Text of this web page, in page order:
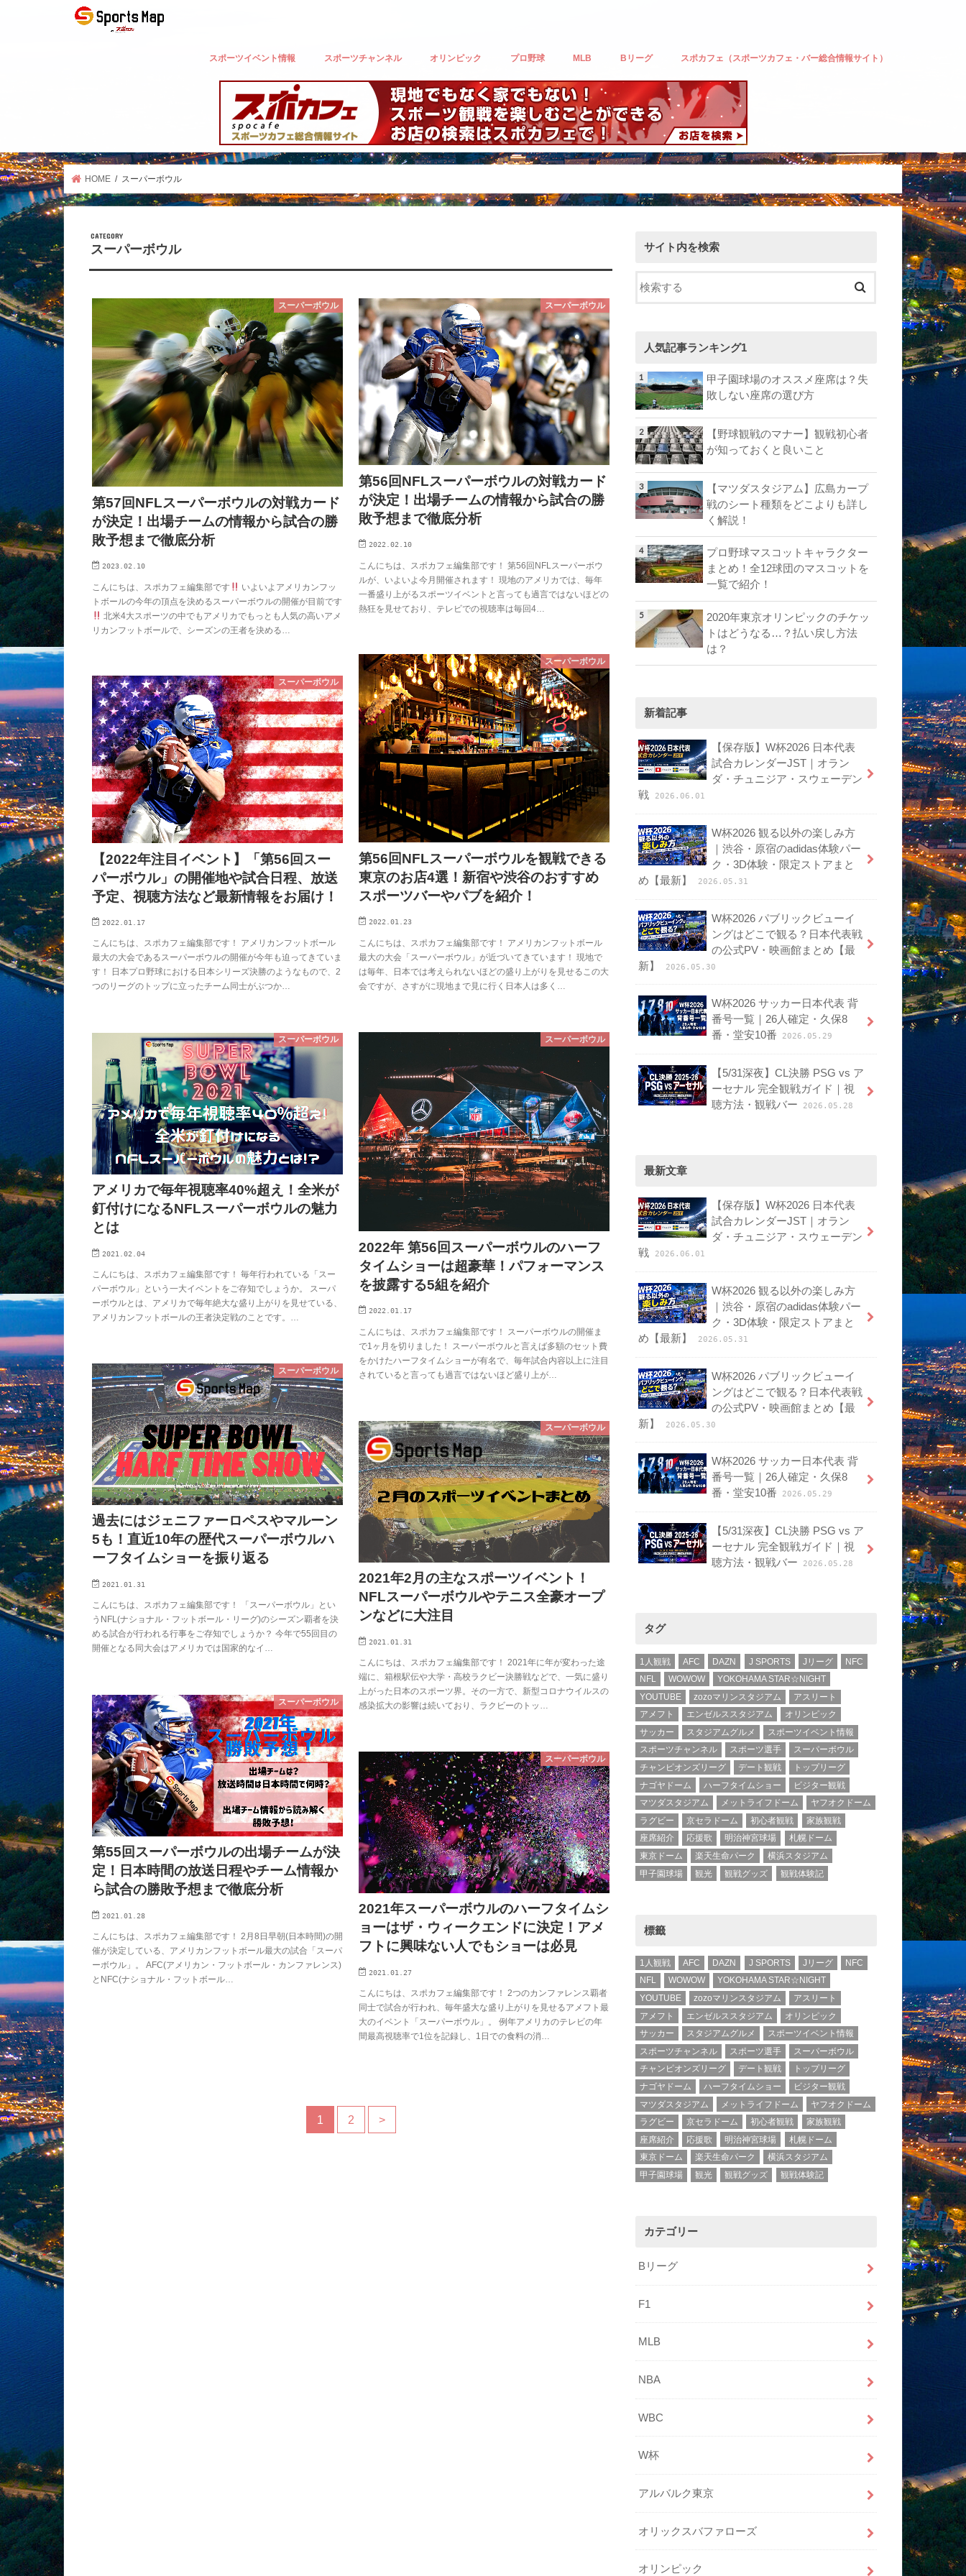
スポーツイベント情報 スポーツチャンネル オリンピック プロ野球
オリックスバファローズ
中日ドラゴンズ
北海道日本ハムファイターズ
千葉ロッテマリーンズ
埼玉西武ライオンズ
広島東洋カープ
東京ヤクルトスワローズ
東北楽天ゴールデンイーグルス
横浜DeNAベイスターズ
福岡ソフトバンクホークス
読売ジャイアンツ
阪神タイガース
MLB Bリーグ
アルバルク東京
千葉ジェッツ
スポカフェ（スポーツカフェ・バー総合情報サイト）
HOME スーパーボウル
スーパーボウル
スーパーボウル
第57回NFLスーパーボウルの対戦カード
が決定！出場チームの情報から試合の勝
敗予想まで徹底分析
2023.02.10
こんにちは、スポカフェ編集部です
いよいよアメリカンフッ
トボールの今年の頂点を決めるスーパーボウルの開催が目前です
北米4大スポーツの中でもアメリカでもっとも人気の高いアメ
リカンフットボールで、シーズンの王者を決める…
スーパーボウル
第56回NFLスーパーボウルの対戦カード
が決定！出場チームの情報から試合の勝
敗予想まで徹底分析
2022.02.10
こんにちは、スポカフェ編集部です！ 第56回NFLスーパーボウ
ルが、いよいよ今月開催されます！ 現地のアメリカでは、毎年
一番盛り上がるスポーツイベントと言っても過言ではないほどの
熱狂を見せており、テレビでの視聴率は毎回4…
スーパーボウル
第56回NFLスーパーボウルを観戦できる
東京のお店4選！新宿や渋谷のおすすめ
スポーツバーやパブを紹介！
2022.01.23
こんにちは、スポカフェ編集部です！ アメリカンフットボール
最大の大会「スーパーボウル」が近づいてきています！ 現地で
は毎年、日本では考えられないほどの盛り上がりを見せるこの大
会ですが、さすがに現地まで見に行く日本人は多く…
スーパーボウル
【2022年注目イベント】「第56回スー
パーボウル」の開催地や試合日程、放送
予定、視聴方法など最新情報をお届け！
2022.01.17
こんにちは、スポカフェ編集部です！ アメリカンフットボール
最大の大会であるスーパーボウルの開催が今年も迫ってきていま
す！ 日本プロ野球における日本シリーズ決勝のようなもので、2
つのリーグのトップに立ったチーム同士がぶつか…
スーパーボウル
2022年 第56回スーパーボウルのハーフ
タイムショーは超豪華！パフォーマンス
を披露する5組を紹介
2022.01.17
こんにちは、スポカフェ編集部です！ スーパーボウルの開催ま
で1ヶ月を切りました！ スーパーボウルと言えば多額のセット費
をかけたハーフタイムショーが有名で、毎年試合内容以上に注目
されていると言っても過言ではないほど盛り上が…
スーパーボウル
アメリカで毎年視聴率40%超え！全米が
釘付けになるNFLスーパーボウルの魅力
とは
2021.02.04
こんにちは、スポカフェ編集部です！ 毎年行われている「スー
パーボウル」という一大イベントをご存知でしょうか。 スーパ
ーボウルとは、アメリカで毎年絶大な盛り上がりを見せている、
アメリカンフットボールの王者決定戦のことです。…
スーパーボウル
過去にはジェニファーロペスやマルーン
5も！直近10年の歴代スーパーボウルハ
ーフタイムショーを振り返る
2021.01.31
こんにちは、スポカフェ編集部です！ 「スーパーボウル」とい
うNFL(ナショナル・フットボール・リーグ)のシーズン覇者を決
める試合が行われる行事をご存知でしょうか？ 今年で55回目の
開催となる同大会はアメリカでは国家的なイ…
スーパーボウル
2021年2月の主なスポーツイベント！
NFLスーパーボウルやテニス全豪オープ
ンなどに大注目
2021.01.31
こんにちは、スポカフェ編集部です！ 2021年に年が変わった途
端に、箱根駅伝や大学・高校ラクビー決勝戦などで、一気に盛り
上がった日本のスポーツ界。その一方で、新型コロナウイルスの
感染拡大の影響は続いており、ラクビーのトッ…
スーパーボウル
第55回スーパーボウルの出場チームが決
定！日本時間の放送日程やチーム情報か
ら試合の勝敗予想まで徹底分析
2021.01.28
こんにちは、スポカフェ編集部です！ 2月8日早朝(日本時間)の開
催が決定している、アメリカンフットボール最大の試合「スーパ
ーボウル」。 AFC(アメリカン・フットボール・カンファレンス)
とNFC(ナショナル・フットボール…
スーパーボウル
2021年スーパーボウルのハーフタイムシ
ョーはザ・ウィークエンドに決定！アメ
フトに興味ない人でもショーは必見
2021.01.27
こんにちは、スポカフェ編集部です！ 2つのカンファレンス覇者
同士で試合が行われ、毎年盛大な盛り上がりを見せるアメフト最
大のイベント「スーパーボウル」。 例年アメリカのテレビの年
間最高視聴率で1位を記録し、1日での食料の消…
1 2 >
サイト内を検索
人気記事ランキング1
甲子園球場のオススメ座席は？失
敗しない座席の選び方
【野球観戦のマナー】観戦初心者
が知っておくと良いこと
【マツダスタジアム】広島カープ
戦のシート種類をどこよりも詳し
く解説！
プロ野球マスコットキャラクター
まとめ！全12球団のマスコットを
一覧で紹介！
2020年東京オリンピックのチケッ
トはどうなる…？払い戻し方法
は？
新着記事
【保存版】W杯2026 日本代表
試合カレンダーJST｜オラン
ダ・チュニジア・スウェーデン
戦
2026.06.01
W杯2026 観る以外の楽しみ方
｜渋谷・原宿のadidas体験パー
ク・3D体験・限定ストアまと
め【最新】
2026.05.31
W杯2026 パブリックビューイ
ングはどこで観る？日本代表戦
の公式PV・映画館まとめ【最
新】
2026.05.30
W杯2026 サッカー日本代表 背
番号一覧｜26人確定・久保8
番・堂安10番
2026.05.29
【5/31深夜】CL決勝 PSG vs ア
ーセナル 完全観戦ガイド｜視
聴方法・観戦バー
2026.05.28
最新文章
【保存版】W杯2026 日本代表
試合カレンダーJST｜オラン
ダ・チュニジア・スウェーデン
戦
2026.06.01
W杯2026 観る以外の楽しみ方
｜渋谷・原宿のadidas体験パー
ク・3D体験・限定ストアまと
め【最新】
2026.05.31
W杯2026 パブリックビューイ
ングはどこで観る？日本代表戦
の公式PV・映画館まとめ【最
新】
2026.05.30
W杯2026 サッカー日本代表 背
番号一覧｜26人確定・久保8
番・堂安10番
2026.05.29
【5/31深夜】CL決勝 PSG vs ア
ーセナル 完全観戦ガイド｜視
聴方法・観戦バー
2026.05.28
タグ
1人観戦 AFC DAZN J SPORTS Jリーグ
NFC
NFL
WOWOW
YOKOHAMA STAR☆NIGHT
YOUTUBE
zozoマリンスタジアム
アスリート
アメフト
エンゼルススタジアム
オリンピック
サッカー
スタジアムグルメ
スポーツイベント情報
スポーツチャンネル
スポーツ選手
スーパーボウル
チャンピオンズリーグ
デート観戦
トップリーグ
ナゴヤドーム
ハーフタイムショー
ビジター観戦
マツダスタジアム
メットライフドーム
ヤフオクドーム
ラグビー
京セラドーム 初心者観戦
家族観戦
座席紹介
応援歌 明治神宮球場
札幌ドーム
東京ドーム
楽天生命パーク
横浜スタジアム
甲子園球場
観光 観戦グッズ 観戦体験記
標籤
1人観戦 AFC DAZN J SPORTS Jリーグ
NFC
NFL
WOWOW
YOKOHAMA STAR☆NIGHT
YOUTUBE
zozoマリンスタジアム
アスリート
アメフト
エンゼルススタジアム
オリンピック
サッカー
スタジアムグルメ
スポーツイベント情報
スポーツチャンネル
スポーツ選手
スーパーボウル
チャンピオンズリーグ
デート観戦
トップリーグ
ナゴヤドーム
ハーフタイムショー
ビジター観戦
マツダスタジアム
メットライフドーム
ヤフオクドーム
ラグビー
京セラドーム 初心者観戦
家族観戦
座席紹介
応援歌 明治神宮球場
札幌ドーム
東京ドーム
楽天生命パーク
横浜スタジアム
甲子園球場
観光 観戦グッズ 観戦体験記
カテゴリー
Bリーグ
F1
MLB
NBA
WBC
W杯
アルバルク東京
オリックスバファローズ
オリンピック